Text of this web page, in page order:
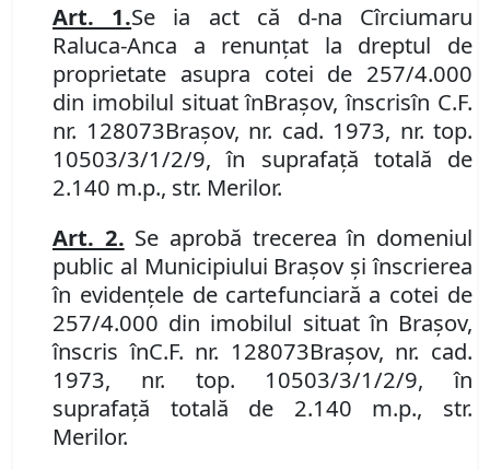
Art. 1.Se ia act că d-na Cîrciumaru
Raluca-Anca a renunțat la dreptul de
proprietate asupra cotei de 257/4.000
din imobilul situat înBraşov, înscrisîn C.F.
nr. 128073Brașov, nr. cad. 1973, nr. top.
10503/3/1/2/9, în suprafață totală de
2.140 m.p., str. Merilor.
Art. 2. Se aprobă trecerea în domeniul
public al Municipiului Braşov şi înscrierea
în evidenţele de cartefunciară a cotei de
257/4.000 din imobilul situat în Braşov,
înscris înC.F. nr. 128073Brașov, nr. cad.
1973, nr. top. 10503/3/1/2/9, în
suprafață totală de 2.140 m.p., str.
Merilor.